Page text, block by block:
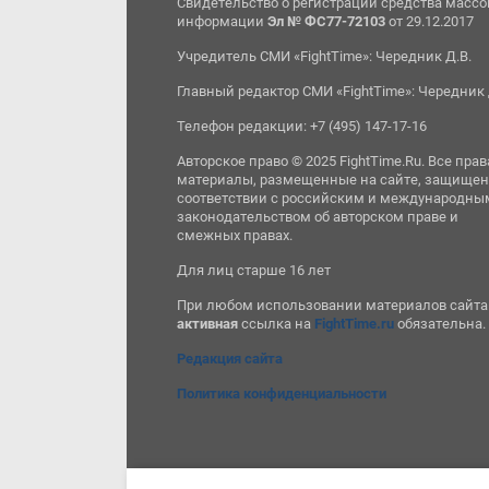
информацииЭл № ФС77-72103 от 29.12.2017
Учредитель СМИ «FightTime»: Чередник Д.В.
Главный редактор СМИ «FightTime»: Чередник
Телефон редакции: +7 (495) 147-17-16
Авторское право © 2025 FightTime.Ru. Все
материалы, размещенные на сайте,
соответствии с российским и
законодательством об авторском праве и
смежных правах.
Для лиц старше 16 лет
При любом использовании материалов сайта
активная ссылка на FightTime.ru обязательна.
Редакция сайта
Политика конфиденциальности